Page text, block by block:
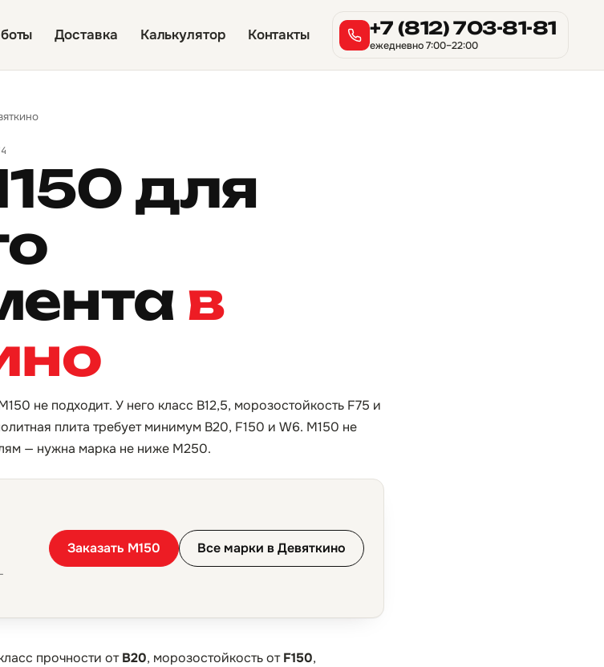
Доставка Калькулятор Контакты +7 (812) 703-81-81
ежедневно 7:00–22:00
для
в
не подходит. У него класс B12,5, морозостойкость F75 и
плита требует минимум B20, F150 и W6. М150 не
— нужна марка не ниже М250.
Заказать М150 Все марки в Девяткино
прочности отB20, морозостойкость отF150,